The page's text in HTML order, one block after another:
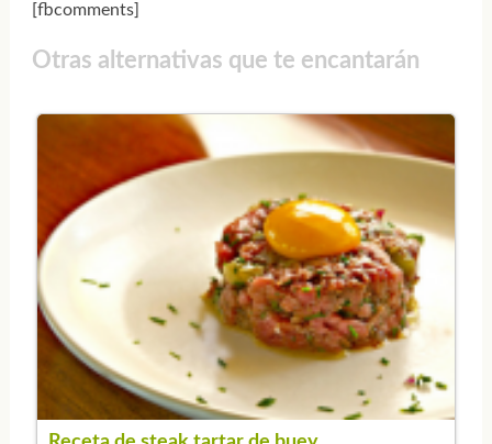
[fbcomments]
Otras alternativas que te encantarán